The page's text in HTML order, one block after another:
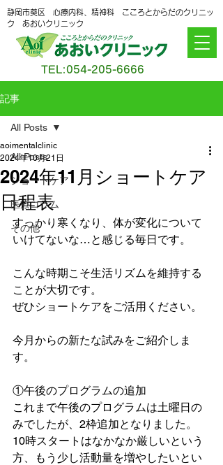
静岡市葵区 心療内科、精神科 こころとからだのクリニッ
ク あおいクリニック
TEL:054-205-6666
記事
All Posts
ショートケア
医療コラム
その他
All Posts
2024年11月ショートケア
日程表
aoimentalclinic
2024年10月21日
すっかり寒くなり、体が変化について
いけてないな…と感じる毎日です。
こんな時期こそ生活リズムを維持する
ことが大切です。
ぜひショートケアをご活用ください。
今月からの新たな試みをご紹介しま
す。
①午後のプログラムの追加
これまで午後のプログラムは土曜日の
みでしたが、2枠追加となりました。
10時スタートはなかなか厳しいという
方、もう少し活動量を増やしたいとい